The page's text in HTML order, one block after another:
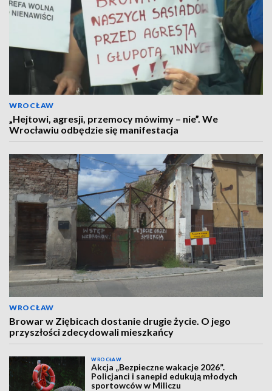
WROCŁAW
„Hejtowi, agresji, przemocy mówimy – nie”. We
Wrocławiu odbędzie się manifestacja
WROCŁAW
Browar w Ziębicach dostanie drugie życie. O jego
przyszłości zdecydowali mieszkańcy
WROCŁAW
Akcja „Bezpieczne wakacje 2026”.
Policjanci i sanepid edukują młodych
sportowców w Miliczu